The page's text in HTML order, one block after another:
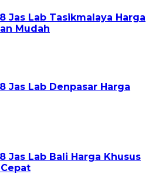
Jas Lab Tasikmalaya Harga
Mudah
Jas Lab Denpasar Harga
Jas Lab Bali Harga Khusus